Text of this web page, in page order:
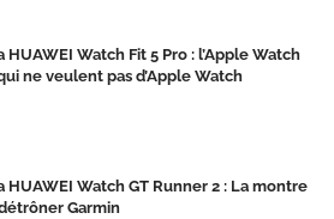
HUAWEI Watch Fit 5 Pro : l’Apple Watch
ne veulent pas d’Apple Watch
HUAWEI Watch GT Runner 2 : La montre
Garmin